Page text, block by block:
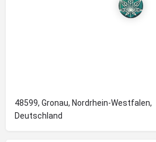
48599, Gronau, Nordrhein-Westfalen,
Deutschland